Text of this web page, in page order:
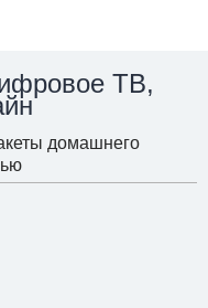
ТВ,
домашнего